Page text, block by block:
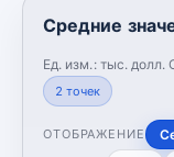
Средние
Ед. изм.: тыс. долл.
2 точек
ОТОБРАЖЕНИЕ